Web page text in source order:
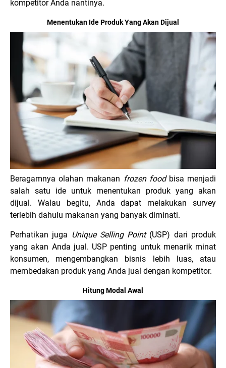
kompetitor Anda nantinya.
Menentukan Ide Produk Yang Akan Dijual
Beragamnya olahan makanan frozen food bisa menjadi
salah satu ide untuk menentukan produk yang akan
dijual. Walau begitu, Anda dapat melakukan survey
terlebih dahulu makanan yang banyak diminati.
Perhatikan juga Unique Selling Point (USP) dari produk
yang akan Anda jual. USP penting untuk menarik minat
konsumen, mengembangkan bisnis lebih luas, atau
membedakan produk yang Anda jual dengan kompetitor.
Hitung Modal Awal